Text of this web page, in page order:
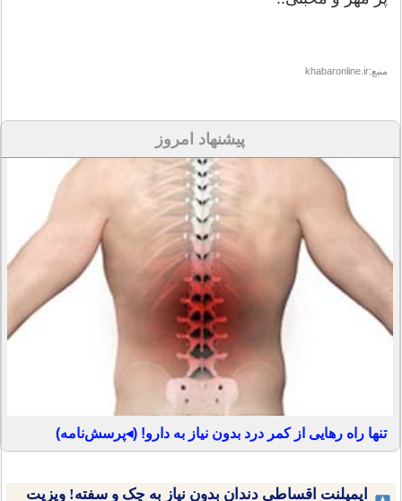
منبع:khabaronline.ir
پیشنهاد امروز
تنها راه رهایی از کمر درد بدون نیاز به دارو! (◂پرسش‌نامه)
ایمپلنت اقساطی دندان بدون نیاز به چک و سفته! ویزیت